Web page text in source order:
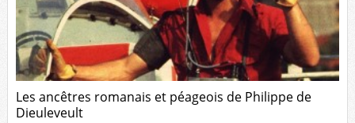
Les ancêtres romanais et péageois de Philippe de
Dieuleveult